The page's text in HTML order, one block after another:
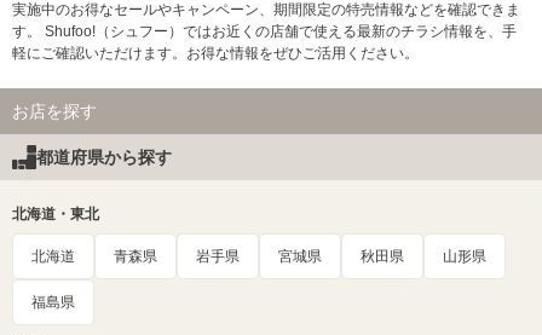
実施中のお得なセールやキャンペーン、期間限定の特売情報などを確認できま
す。 Shufoo!（シュフー）ではお近くの店舗で使える最新のチラシ情報を、手
軽にご確認いただけます。お得な情報をぜひご活用ください。
お店を探す
都道府県から探す
北海道・東北
北海道 青森県 岩手県 宮城県 秋田県 山形県
福島県